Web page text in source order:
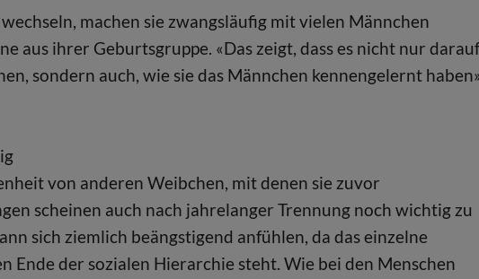
machen sie zwangsläufig mit vielen Männchen
aus ihrer Geburtsgruppe. «Das zeigt, dass es nicht nur darauf
sondern auch, wie sie das Männchen kennengelernt
von anderen Weibchen, mit denen sie zuvor
scheinen auch nach jahrelanger Trennung noch wichtig zu
sich ziemlich beängstigend anfühlen, da das einzelne
Ende der sozialen Hierarchie steht. Wie bei den Menschen